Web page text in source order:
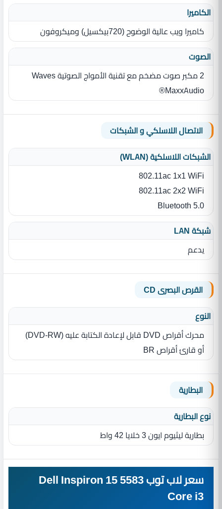
الكاميرا
كاميرا ويب عالية الوضوح ‏(‏720بيكسيل‏)‏ وميكروفون
الصوت
2 مكبر صوت مضخم مع تقنية الأمواج الصوتية Waves
MaxxAudio®
الاتصال اللاسلكي و الشبكات
الشبكات اللاسلكية (WLAN)
802.11ac 1x1 WiFi
802.11ac 2x2 WiFi
Bluetooth 5.0
شبكة LAN
يدعم
القرص البصرى CD
النوع
محرك أقراص DVD قابل لإعادة الكتابة عليه (DVD-RW)
أو قارئ أقراص BR
البطارية
نوع البطارية‏
بطارية ليثيوم ايون 3 خلايا 42 واط
سعر لاب توب Dell Inspiron 15 5583
Core i3